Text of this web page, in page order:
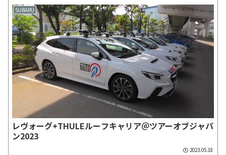
SUBARU
レヴォーグ+THULEルーフキャリア＠ツアーオブジャパ
ン2023
2023.05.18